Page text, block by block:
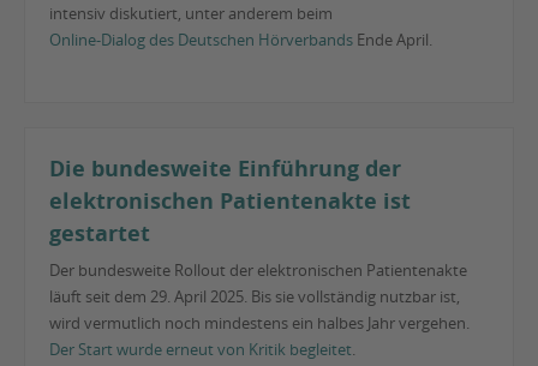
intensiv diskutiert, unter anderem beim
Online-Dialog des Deutschen Hörverbands Ende April.
Die bundesweite Einführung der
elektronischen Patientenakte ist
gestartet
Der bundesweite Rollout der elektronischen Patientenakte
läuft seit dem 29. April 2025. Bis sie vollständig nutzbar ist,
wird vermutlich noch mindestens ein halbes Jahr vergehen.
Der Start wurde erneut von Kritik begleitet